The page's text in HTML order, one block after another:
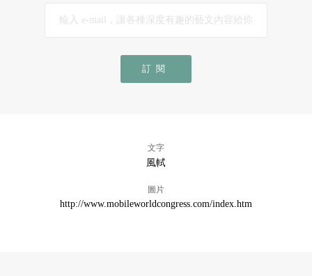
訂閱
文字
風軾
圖片
http://www.mobileworldcongress.com/index.htm